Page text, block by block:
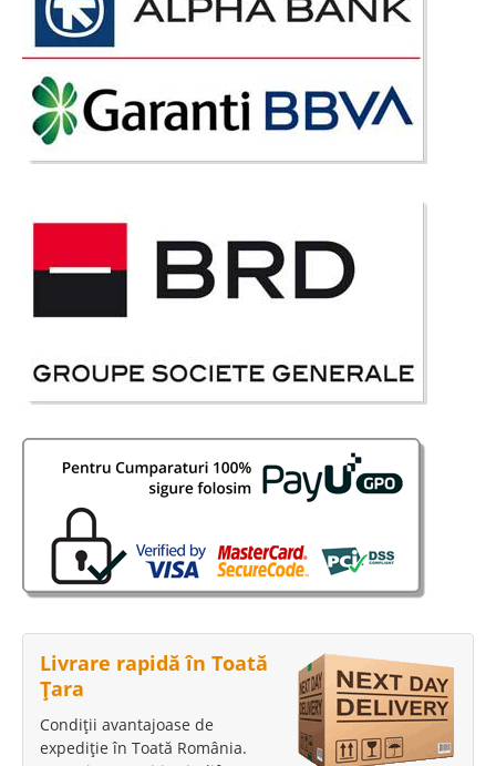
Livrare rapidă în Toată
Țara
Condiții avantajoase de
expediție în Toată România.